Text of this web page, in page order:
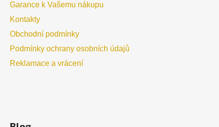
Garance k Vašemu nákupu
Kontakty
Obchodní podmínky
Podmínky ochrany osobních údajů
Reklamace a vrácení